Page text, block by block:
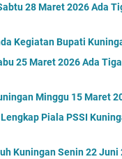
28 Maret 2026 Ada
Kegiatan Bupati
25 Maret 2026 Ada
Minggu 15 Maret
Piala PSSI
Kuningan Senin 22 Juni